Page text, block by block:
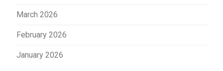
March 2026
February 2026
January 2026